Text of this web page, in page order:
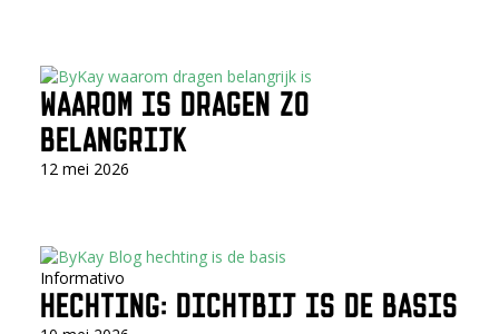
WAAROM IS DRAGEN ZO
BELANGRIJK
12 mei 2026
Informativo
HECHTING: DICHTBIJ IS DE BASIS